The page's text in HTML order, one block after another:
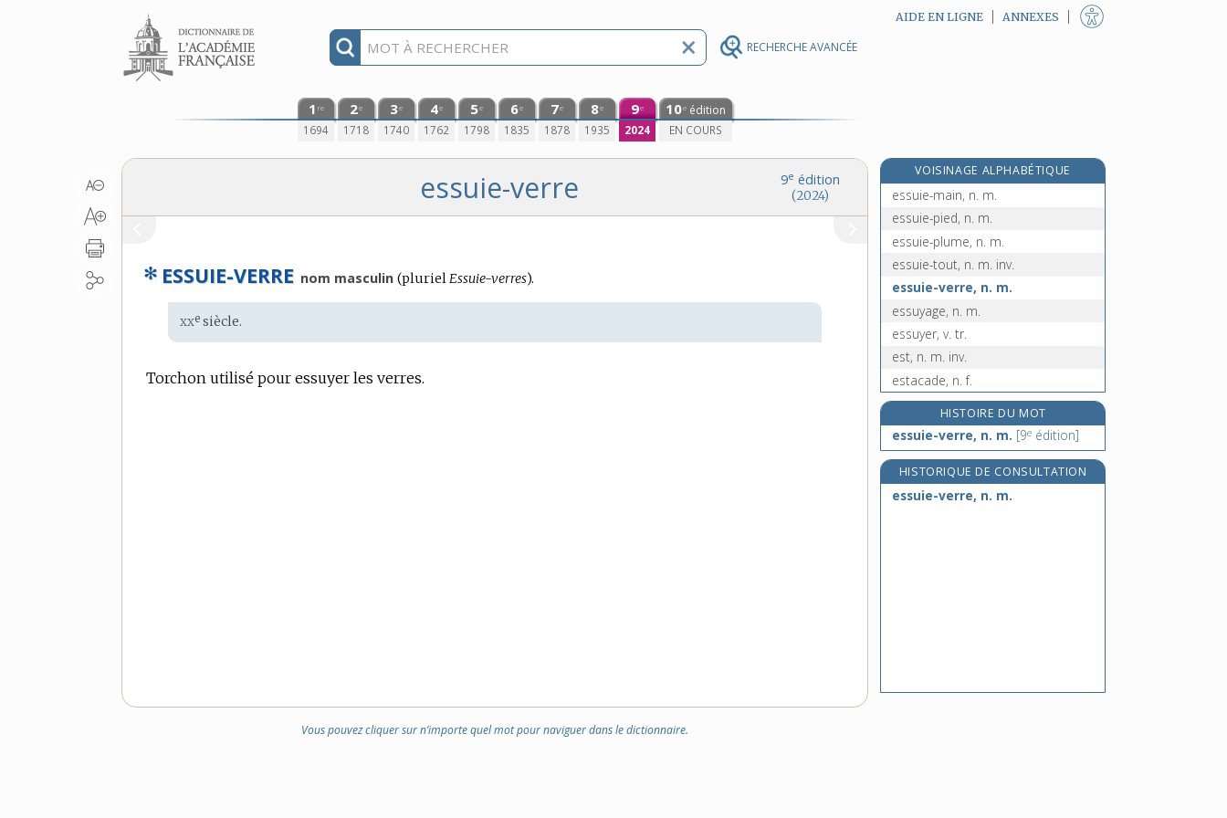
RECHERCHE AVANCÉE
Aller au contenu AIDE EN LIGNE ANNEXES
1 re
1694
2e
1718
3e
1740
4e
1762
5e
1798
6e
1835
7e
1878
8e
1935
9e
2024
10e édition
EN COURS
9e édition
(2024)
essuie-verre
✻ ESSUIE-VERRE nom masculin (plurielEssuie-verres).
Étymologie
:
xxe siècle.
Torchon utilisé pour essuyer les verres.
Vous pouvez cliquer sur n’importe quel mot pour naviguer dans le dictionnaire.
VOISINAGE ALPHABÉTIQUE
essuie-glace, n. m.
essuie-main, n. m.
essuie-pied, n. m.
essuie-plume, n. m.
essuie-tout, n. m. inv.
essuie-verre, n. m.
essuyage, n. m.
essuyer, v. tr.
est, n. m. inv.
estacade, n. f.
estafette, n. f.
estafier, n. m.
estafilade, n. f.
estafilader, v. tr.[7eédition]
estagnon, n. m.
HISTOIRE DU MOT
essuie-verre, n. m. [9e édition]
HISTORIQUE DE CONSULTATION
essuie-verre, n. m.